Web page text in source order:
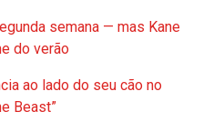
semana — mas Kane
do verão
ao lado do seu cão no
Beast”